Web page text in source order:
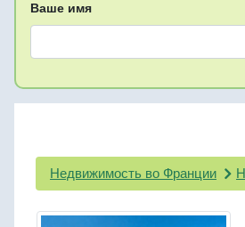
Ваше имя
Недвижимость во Франции